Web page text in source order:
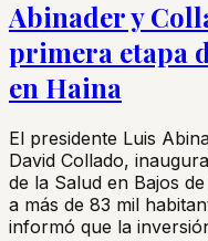
Abinader y
primera etapa
en Haina
El presidente Luis
David Collado,
de la Salud en Bajos
a más de 83 mil
informó que la